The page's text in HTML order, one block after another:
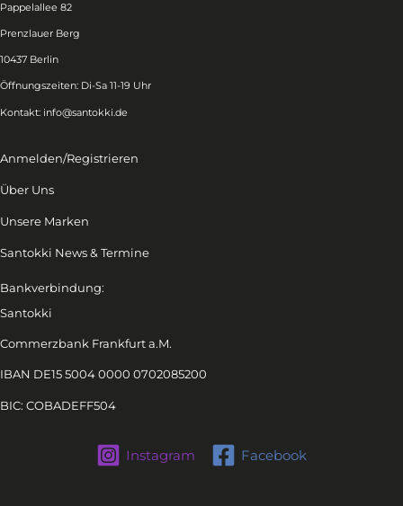
Pappelallee 82
Prenzlauer Berg
10437 Berlin
Öffnungszeiten: Di-Sa 11-19 Uhr
Kontakt: info@santokki.de
Anmelden/Registrieren
Über Uns
Unsere Marken
Santokki News & Termine
Bankverbindung:
Santokki
Commerzbank Frankfurt a.M.
IBAN DE15 5004 0000 0702085200
BIC: COBADEFF504
Instagram Facebook